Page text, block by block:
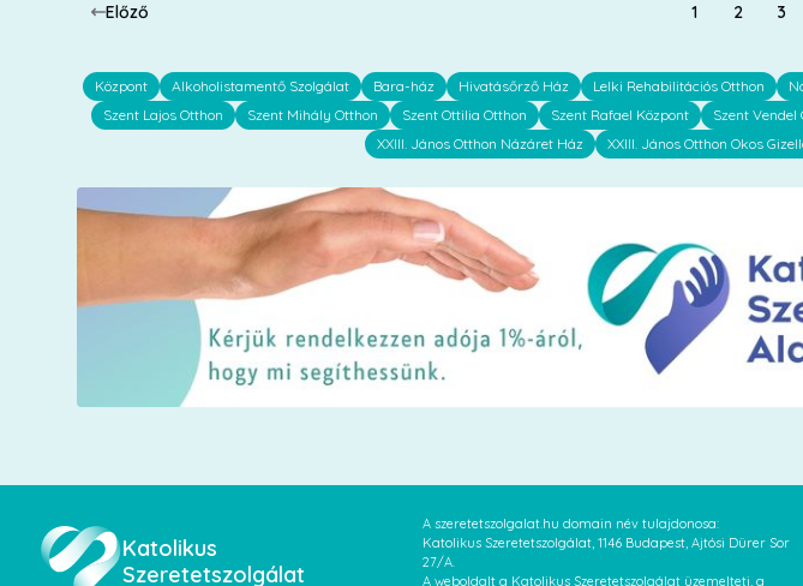
Előző 1 2 3
Központ Alkoholistamentő Szolgálat Bara-ház Hivatásőrző Ház Lelki Rehabilitációs Otthon
Szent Lajos Otthon
Szent Mihály Otthon Szent Ottilia Otthon Szent Rafael Központ Szent Vendel
XXIII. János Otthon Názáret Ház
XXIII. János Otthon Okos
Katolikus
Szeretetszolgálat
A szeretetszolgalat.hu domain név tulajdonosa:
Katolikus Szeretetszolgálat, 1146 Budapest, Ajtósi Dürer Sor
27/A.
A weboldalt a Katolikus Szeretetszolgálat üzemelteti, a